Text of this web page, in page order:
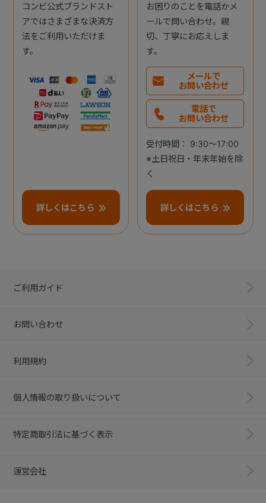
コンビ公式ブランドスト
アではさまざまな決済方
法をご利用いただけま
す。
詳しくはこちら
お困りのことを電話かメ
ールで問い合わせ。親
切、丁寧にお応えしま
す。
メールで
お問い合わせ
電話で
お問い合わせ
受付時間： 9:30～17:00
※土日祝日・年末年始を除
く
詳しくはこちら
ご利用ガイド
お問い合わせ
利用規約
個人情報の取り扱いについて
特定商取引法に基づく表示
運営会社